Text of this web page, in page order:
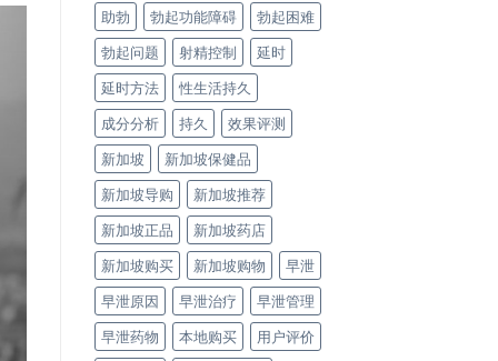
助勃
勃起功能障碍
勃起困难
勃起问题
射精控制
延时
延时方法
性生活持久
成分分析
持久
效果评测
新加坡
新加坡保健品
新加坡导购
新加坡推荐
新加坡正品
新加坡药店
新加坡购买
新加坡购物
早泄
早泄原因
早泄治疗
早泄管理
早泄药物
本地购买
用户评价